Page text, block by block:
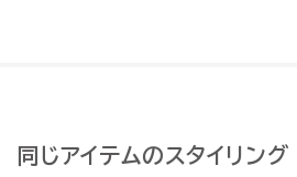
同じアイテムのスタイリング